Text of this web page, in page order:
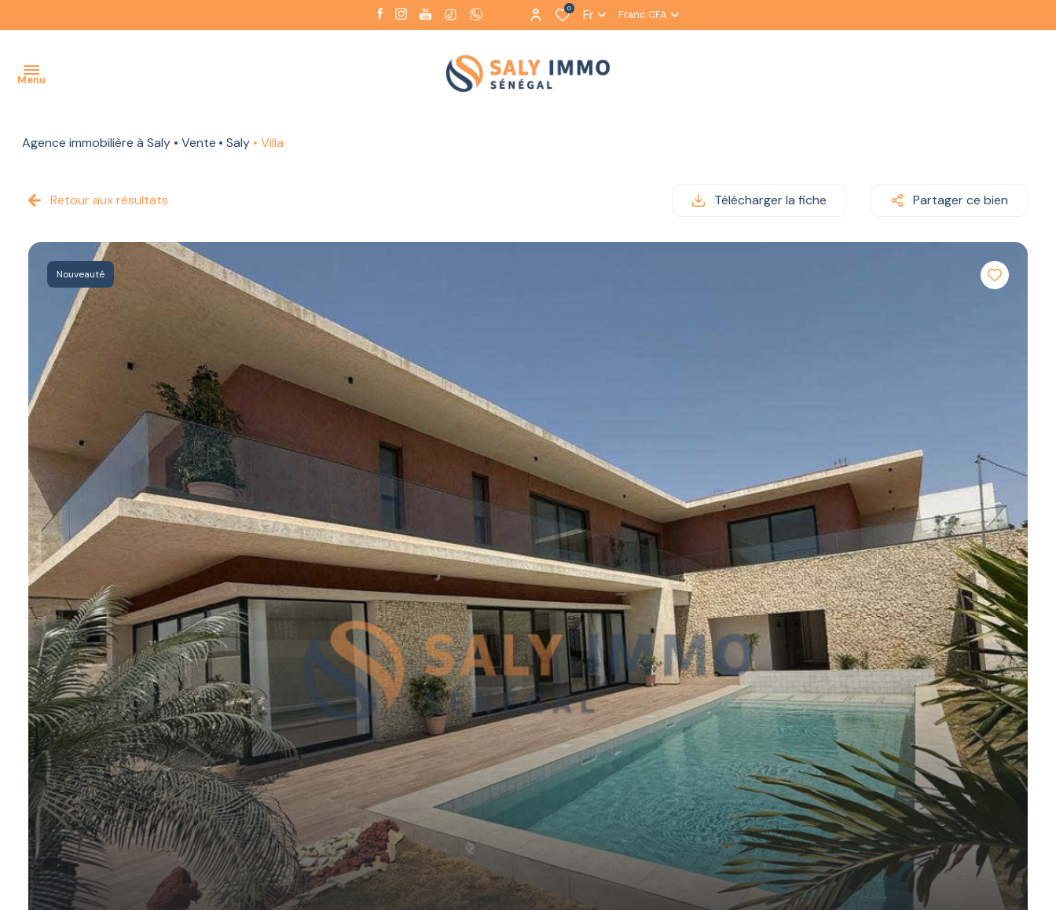
0 Fr Franc CFA
Menu
ACCUEIL
AGENCE
BIENS
VENTE
NOS BIENS
LOCATION
CONSTRUCTION
CONTACT
BLOG
Agence immobilière à Saly Vente Saly Villa
Retour aux résultats Télécharger la fiche Partager ce bien
Nouveauté